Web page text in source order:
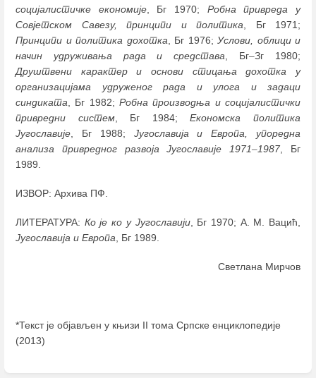
социјалистичке економије, Бг 1970; Робна привреда у
Совјетском Савезу, принципи и политика , Бг 1971;
Принципи и политика дохотка , Бг 1976; Услови, облици и
начин удруживања рада и средстава , Бг–Зг 1980;
Друштвени карактер и основи стицања дохотка у
организацијама удруженог рада и улога и задаци
синдиката , Бг 1982; Робна производња и социјалистички
привредни систем, Бг 1984;Економска политика
Југославије , Бг 1988; Југославија и Европа, упоредна
анализа привредног развоја Југославије
1971–1987 , Бг
1989.
ИЗВОР: Архива ПФ.
ЛИТЕРАТУРА: Ко је ко у Југославији, Бг 1970; А. М. Вацић,
Југославија и Европа , Бг 1989.
Светлана Мирчов
*Текст је објављен у књизи II тома Српске енциклопедије
(2013)